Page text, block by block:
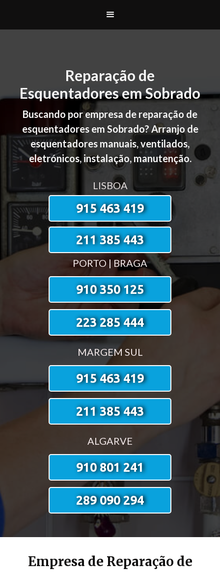
Reparação de
Esquentadores em Sobrado
Buscando por empresa de reparação de
esquentadores em Sobrado? Arranjo de
esquentadores manuais, ventilados,
eletrónicos, instalação, manutenção.
LISBOA
915 463 419
211 385 443
PORTO | BRAGA
910 350 125
223 285 444
MARGEM SUL
915 463 419
211 385 443
ALGARVE
910 801 241
289 090 294
Empresa de Reparação de